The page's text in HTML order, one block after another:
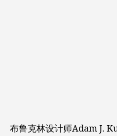
布鲁克林设计师Adam J.